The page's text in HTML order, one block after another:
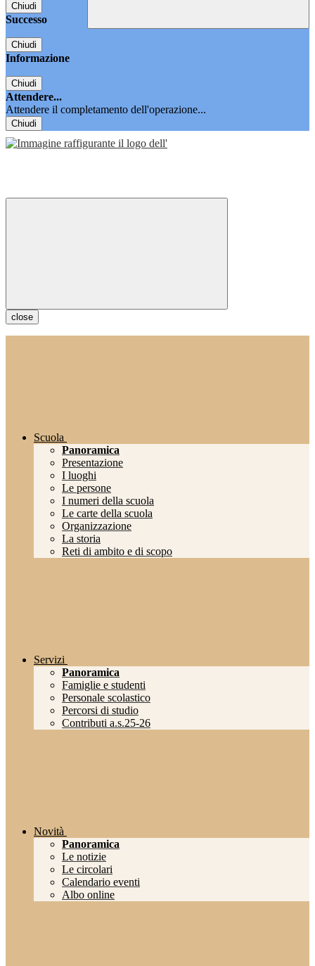
Chiudi
Successo
Chiudi
Informazione
Chiudi
Attendere...
Attendere il completamento dell'operazione...
Chiudi
close
Scuola
Panoramica
Presentazione
I luoghi
Le persone
I numeri della scuola
Le carte della scuola
Organizzazione
La storia
Reti di ambito e di scopo
Servizi
Panoramica
Famiglie e studenti
Personale scolastico
Percorsi di studio
Contributi a.s.25-26
Novità
Panoramica
Le notizie
Le circolari
Calendario eventi
Albo online